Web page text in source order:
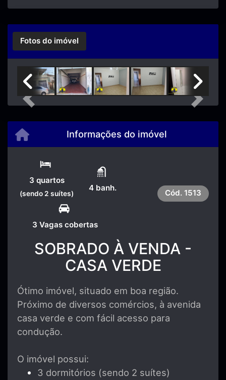
Fotos do imóvel
Previous Next
Informações do imóvel
3 quartos
(sendo 2 suítes)
4 banh.
3 Vagas cobertas
Cód. 1513
SOBRADO À VENDA -
CASA VERDE
Ótimo imóvel, situado em boa região.
Próximo de diversos comércios, à avenida
casa verde e com fácil acesso para
condução.
O imóvel possui:
3 dormitórios (sendo 2 suítes)